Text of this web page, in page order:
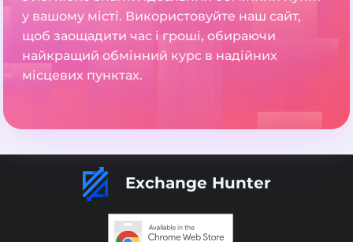
у вашому місті. Використовуйте наш сайт,
щоб заощадити час і гроші, обираючи
найкращий обмінний курс в надійних
місцевих пунктах.
Exchange Hunter